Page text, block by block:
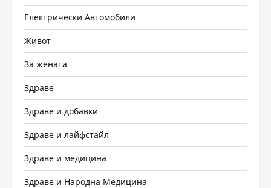
Електрически Автомобили
Живот
За жената
Здраве
Здраве и добавки
Здраве и лайфстайл
Здраве и медицина
Здраве и Народна Медицина